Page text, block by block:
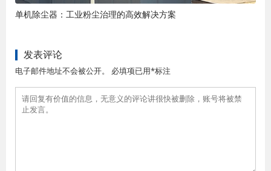
单机除尘器：工业粉尘治理的高效解决方案
发表评论
电子邮件地址不会被公开。 必填项已用*标注